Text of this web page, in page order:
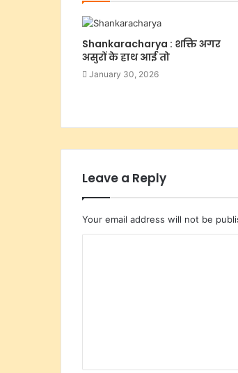
Shankaracharya : शक्ति अगर
असुरों के हाथ आई तो
January 30, 2026
Leave a Reply
Your email address will not be